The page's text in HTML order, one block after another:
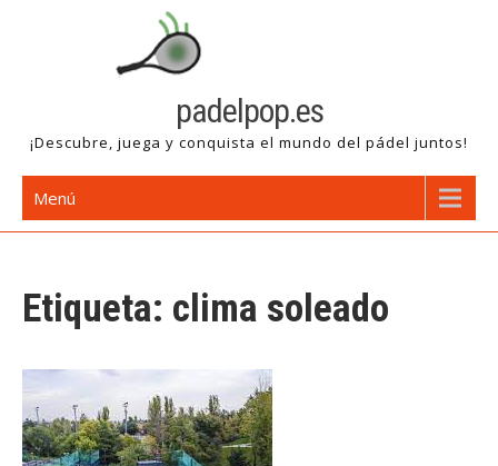
padelpop.es
¡Descubre, juega y conquista el mundo del pádel juntos!
Menú
Etiqueta: clima soleado